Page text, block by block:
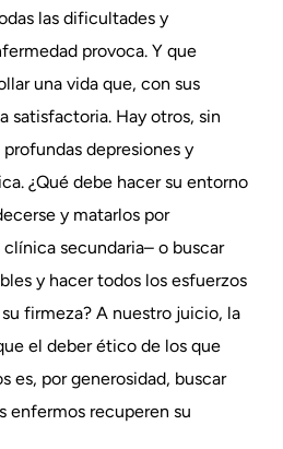
las dificultades y
provoca. Y que
una vida que, con sus
satisfactoria. Hay otros, sin
depresiones y
¿Qué debe hacer su entorno
y matarlos por
secundaria– o buscar
y hacer todos los esfuerzos
firmeza? A nuestro juicio, la
el deber ético de los que
es, por generosidad, buscar
enfermos recuperen su